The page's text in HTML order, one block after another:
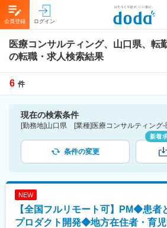
会員登録 ログイン
医療コンサルティング、山口県、転
の転職・求人検索結果
6 件
現在の検索条件
条件の変更
新着
NEW
【全国フルリモート可】PM◆患者
プロダクト開発◆地方在住者・育